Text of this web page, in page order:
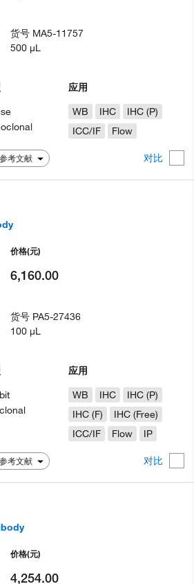
考文献 对比
应用
WB
IHC
IHC (P)
ICC/IF
Flow
货号 MA5-11757
500 µL
考文献 对比
应用
WB
IHC
IHC (P)
IHC (F)
IHC (Free)
ICC/IF
Flow IP
价格(元)
6,160.00
货号 PA5-27436
100 µL
价格(元)
4,254.00